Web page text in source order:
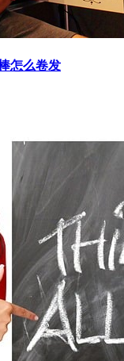
怎么卷发